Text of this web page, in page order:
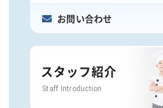
お問い合わせ
スタッフ紹介
Staff Introduction